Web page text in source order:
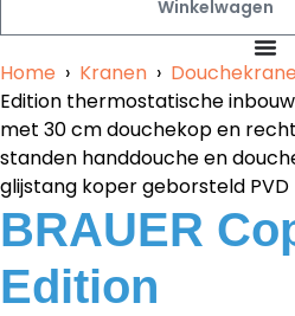
Winkelwagen
Home › Kranen ›
Edition thermostatische
met 30 cm douchekop en
standen handdouche en
glijstang koper geborsteld PVD
BRAUER
Edition